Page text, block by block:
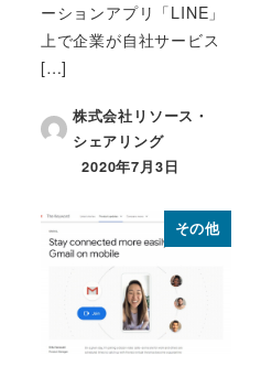
ーションアプリ「LINE」
上で企業が自社サービス
[…]
株式会社リソース・
シェアリング
投稿日
2020年7月3日
その他